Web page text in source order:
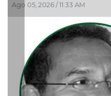
Ago 05, 2026 / 11:33 AM